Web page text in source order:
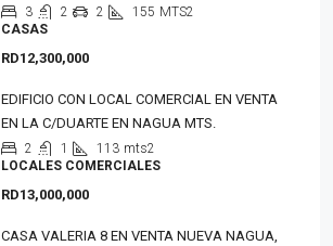
3 2 2 155 MTS2
CASAS
RD12,300,000
EDIFICIO CON LOCAL COMERCIAL EN VENTA
EN LA C/DUARTE EN NAGUA MTS.
2 1 113 mts2
LOCALES COMERCIALES
RD13,000,000
CASA VALERIA 8 EN VENTA NUEVA NAGUA,